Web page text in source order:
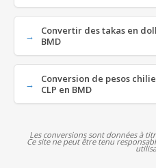
Convertir des takas en
BMD
Conversion de pesos
CLP en BMD
Les conversions sont données à
Ce site ne peut être tenu